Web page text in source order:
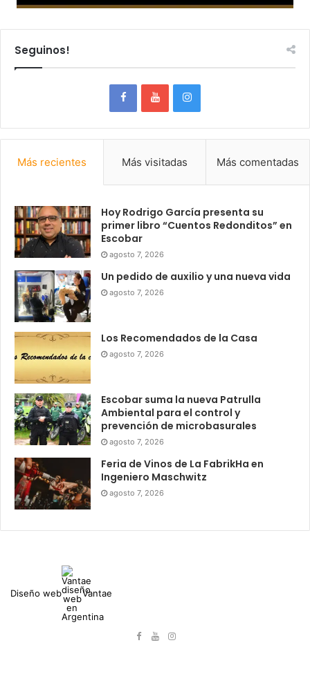
Seguinos!
Más recientes Más visitadas Más comentadas
Hoy Rodrigo García presenta su
primer libro “Cuentos Redonditos” en
Escobar
agosto 7, 2026
Un pedido de auxilio y una nueva vida
agosto 7, 2026
Los Recomendados de la Casa
agosto 7, 2026
Escobar suma la nueva Patrulla
Ambiental para el control y
prevención de microbasurales
agosto 7, 2026
Feria de Vinos de La FabrikHa en
Ingeniero Maschwitz
agosto 7, 2026
Diseño web Vantae